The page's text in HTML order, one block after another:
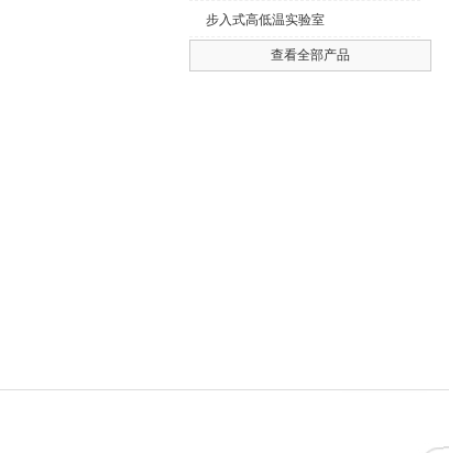
步入式高低温实验室
查看全部产品